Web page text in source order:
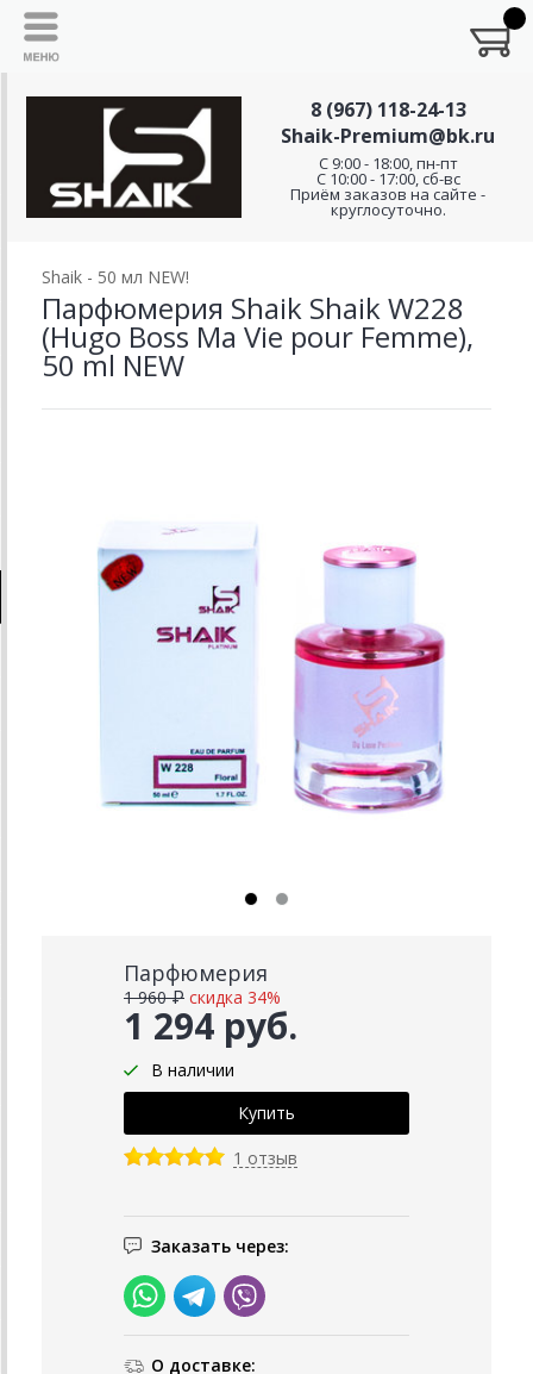
8 (967) 118-24-13
Shaik-Premium@bk.ru
C 9:00 - 18:00, пн-пт
С 10:00 - 17:00, сб-вс
Приём заказов на сайте -
круглосуточно.
Shaik - 50 мл NEW!
Парфюмерия Shaik Shaik W228
(Hugo Boss Ma Vie pour Femme),
50 ml NEW
Парфюмерия
1 294 руб.
1 960 ₽ скидка 34%
В наличии
1 отзыв
Заказать через:
О доставке: